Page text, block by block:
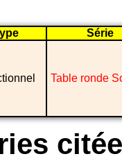
Série
Table ronde